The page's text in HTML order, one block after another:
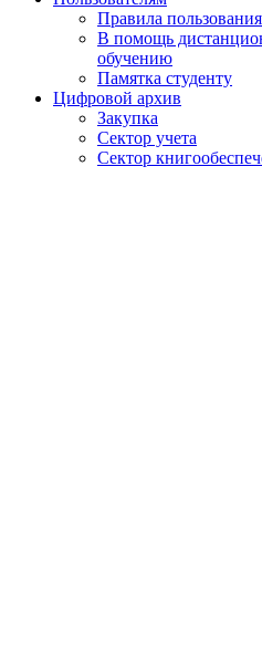
Правила
В помощь
обучению
Памятка студенту
Цифровой архив
Закупка
Сектор учета
Сектор